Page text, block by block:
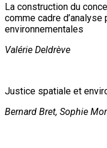
La construction du
comme cadre
environnementales
Valérie Deldrève
Justice spatiale et
Bernard Bret, Sophie